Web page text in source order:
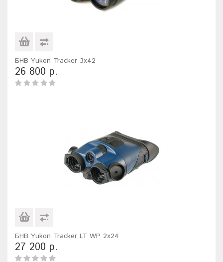
БНВ Yukon Tracker 3x42
26 800 р.
БНВ Yukon Tracker LT WP 2х24
27 200 р.